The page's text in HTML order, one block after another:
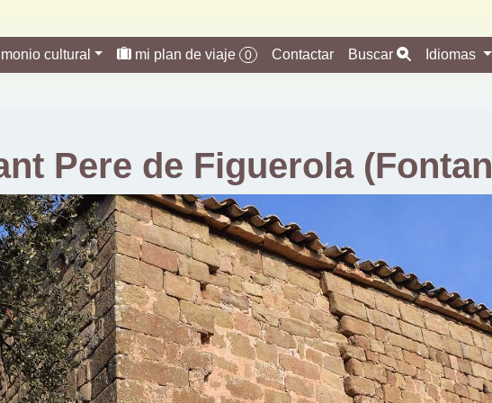
cultural mi plan de viaje 0 Contactar Buscar Idiomas
Pere de Figuerola